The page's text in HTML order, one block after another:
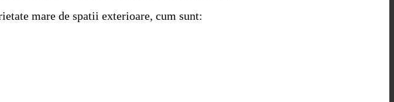
mare de spatii exterioare, cum sunt: